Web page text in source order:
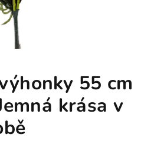
55 cm
krása v